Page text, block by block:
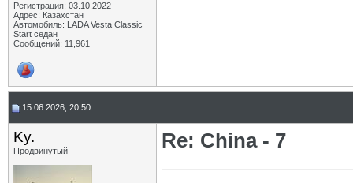
Регистрация: 03.10.2022
Адрес: Казахстан
Автомобиль: LADA Vesta Classic
Start седан
Сообщений: 11,961
15.06.2026, 20:50
Ky.
Продвинутый Re: China - 7